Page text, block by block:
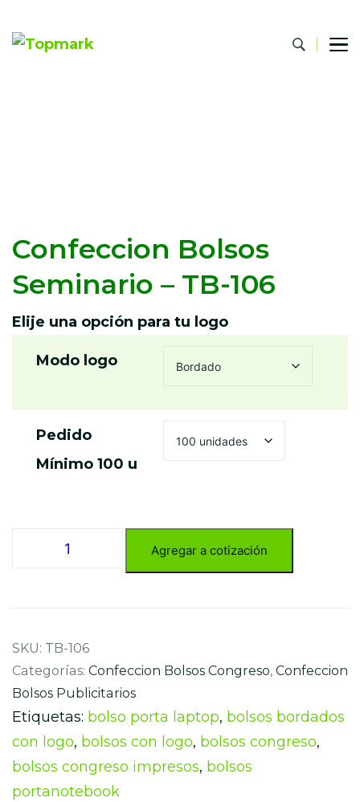
Confeccion Bolsos
Seminario – TB-106
Elije una opción para tu logo
Modo logo
Pedido
Mínimo 100 u
TB-
cantidad
Agregar a cotización
SKU: TB-106
Categorías: Confeccion Bolsos Congreso, Confeccion
Bolsos Publicitarios
Etiquetas: bolso porta laptop, bolsos bordados
con logo, bolsos con logo, bolsos congreso,
bolsos congreso impresos, bolsos
portanotebook